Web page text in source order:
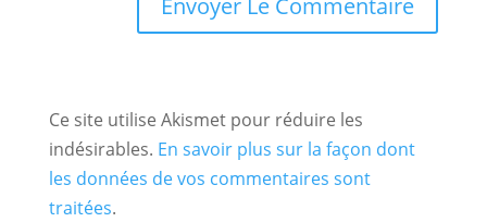
Ce site utilise Akismet pour réduire les
indésirables. En savoir plus sur la façon dont
les données de vos commentaires sont
traitées.